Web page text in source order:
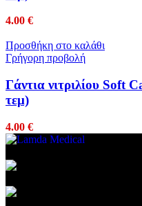
4.00 €
Προσθήκη στο καλάθι
Γρήγορη προβολή
Γάντια νιτριλίου Soft
τεμ)
4.00 €